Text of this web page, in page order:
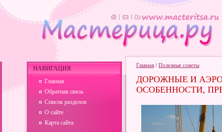
Главная / Полезные советы
ДОРОЖНЫЕ И
ОСОБЕННОСТИ,
НАВИГАЦИЯ
Главная
Обратная связь
Список разделов
О сайте
Карта сайта